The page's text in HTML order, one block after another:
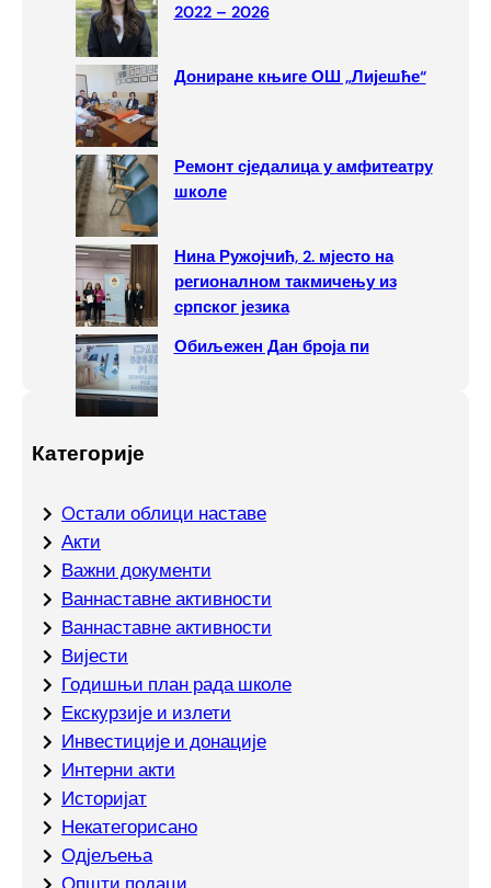
2022 – 2026
Дониране књиге ОШ „Лијешће“
Ремонт сједалица у амфитеатру
школе
Нина Ружојчић, 2. мјесто на
регионалном такмичењу из
српског језика
Обиљежен Дан броја пи
Категорије
Oстали облици наставе
Акти
Важни документи
Ваннаставне активности
Ваннаставне активности
Вијести
Годишњи план рада школе
Екскурзије и излети
Инвестиције и донације
Интерни акти
Историјат
Некатегорисано
Одјељења